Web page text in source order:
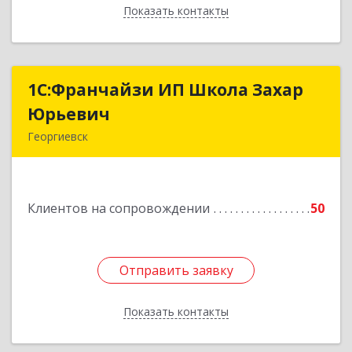
Показать контакты
Назад
1С:Франчайзи ИП Школа Захар
Юрьевич
Георгиевск
Клиентов на сопровождении 50
Отправить заявку
Показать контакты
1С:Франчайзи ИП Школа Захар
Отправить заявку
Назад